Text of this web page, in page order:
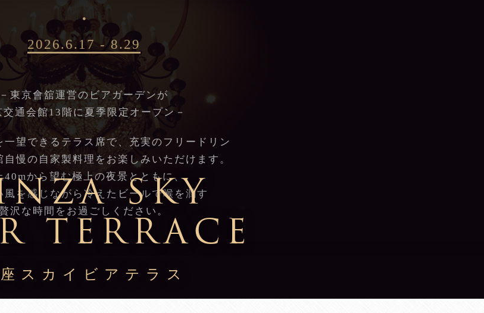
SKY
TERRACE
スカイビアテラス
・
2026.6.17 - 8.29
－東京會舘運営のビアガーデンが
交通会館13階に夏季限定オープン－
一望できるテラス席で、充実のフリードリン
自慢の自家製料理をお楽しみいただけます。
40mから望む極上の夜景とともに、
風を感じながら冷えたビールで喉を潤す
沢な時間をお過ごしください。